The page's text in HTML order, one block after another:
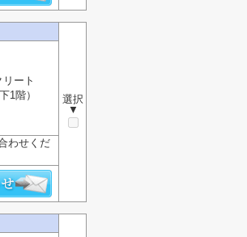
選択
▼
ート
1階）
わせくだ